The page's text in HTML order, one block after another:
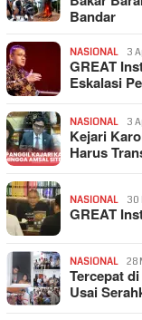
Bandar
NASIONAL 3
GREAT
Eskalasi
NASIONAL 3
Kejari
Harus
NASIONAL 30
GREAT
NASIONAL 28
Tercepat
Usai